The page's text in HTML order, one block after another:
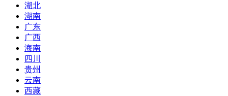
湖北
湖南
广东
广西
海南
四川
贵州
云南
西藏